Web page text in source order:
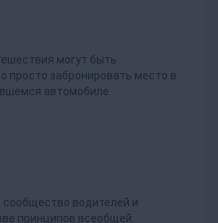
могут быть
просто забронировать место в
автомобиле.
водителей и
принципов всеобщей